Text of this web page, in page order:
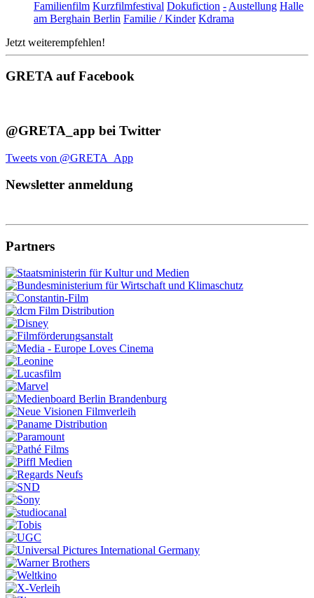
Familienfilm Kurzfilmfestival Dokufiction - Austellung Halle
am Berghain Berlin Familie / Kinder Kdrama
Jetzt weiterempfehlen!
GRETA auf Facebook
@GRETA_app bei Twitter
Tweets von @GRETA_App
Newsletter anmeldung
Partners